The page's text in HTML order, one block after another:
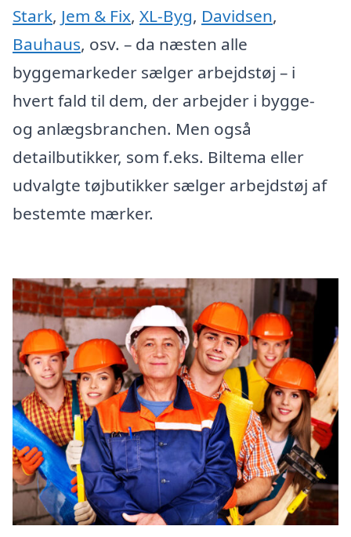
Stark, Jem & Fix, XL-Byg, Davidsen,
Bauhaus, osv. – da næsten alle
byggemarkeder sælger arbejdstøj – i
hvert fald til dem, der arbejder i bygge-
og anlægsbranchen. Men også
detailbutikker, som f.eks. Biltema eller
udvalgte tøjbutikker sælger arbejdstøj af
bestemte mærker.